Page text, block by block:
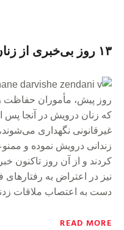
۱۳ روز بی‌خبری از زنان درویش زندانی
روز پیش، مأموران حفاظت
غیرقانونی نگهداری
زندانی درویش نموده و
کردند و از آن روز تاکنون
نیز در اعتراض به
دست به اعتصاب ملاقات
READ MORE